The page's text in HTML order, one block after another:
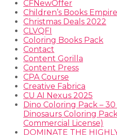
CFNewOffer
Children’s Books Empire
Christmas Deals 2022
CLVQFI
Coloring Books Pack
Contact
Content Gorilla
Content Press
CPA Course
Creative Fabrica
CU AI Nexus 2025
Dino Coloring Pack –
Dinosaurs Coloring
Commercial License)
DOMINATE THE